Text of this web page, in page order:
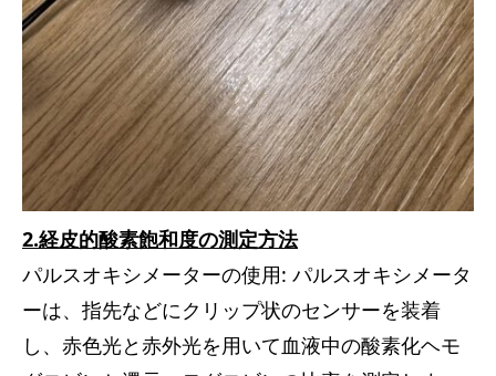
2.経皮的酸素飽和度の測定方法
パルスオキシメーターの使用: パルスオキシメータ
ーは、指先などにクリップ状のセンサーを装着
し、赤色光と赤外光を用いて血液中の酸素化ヘモ